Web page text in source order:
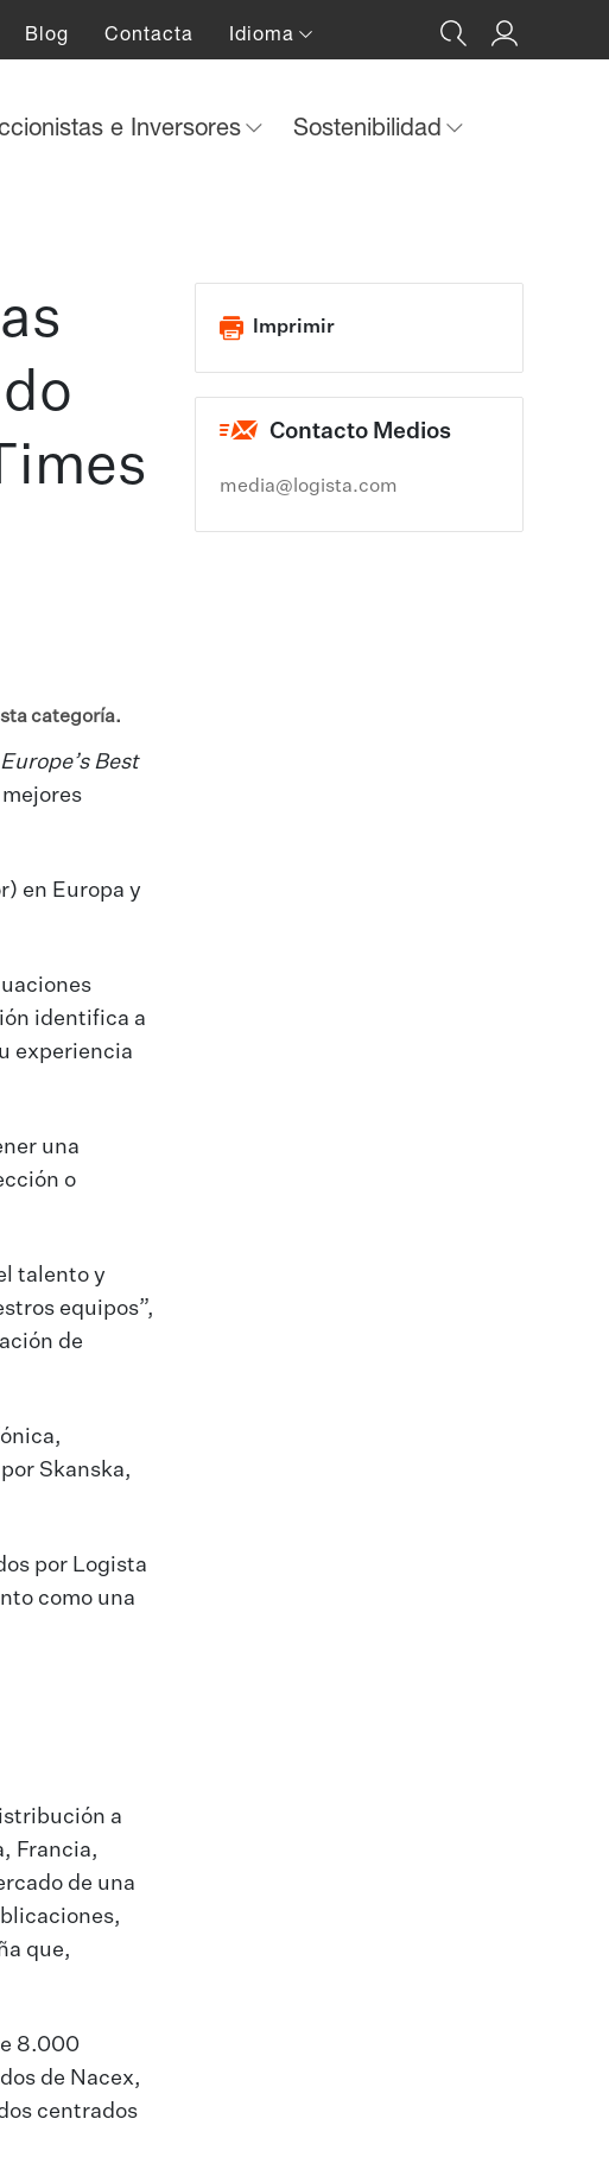
Blog Contacta Idioma
e Inversores Sostenibilidad
categoría.
Europe’s Best
en Europa y
identifica a
experiencia
una
o
talento y
equipos”,
de
Skanska,
por Logista
como una
a
Francia,
de una
que,
8.000
de Nacex,
centrados
Imprimir
Contacto Medios
media@logista.com